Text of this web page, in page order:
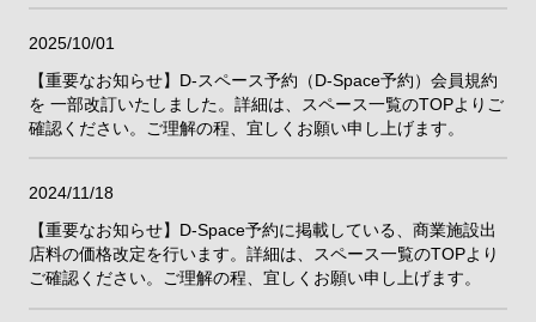
2025/10/01
【重要なお知らせ】D-スペース予約（D-Space予約）会員規約
を 一部改訂いたしました。詳細は、スペース一覧のTOPよりご
確認ください。ご理解の程、宜しくお願い申し上げます。
2024/11/18
【重要なお知らせ】D-Space予約に掲載している、商業施設出
店料の価格改定を行います。詳細は、スペース一覧のTOPより
ご確認ください。ご理解の程、宜しくお願い申し上げます。